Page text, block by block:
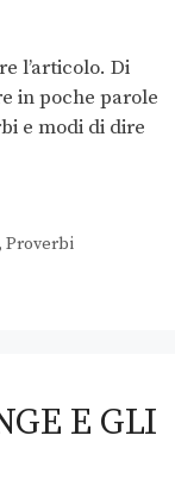
l’articolo. Di
in poche parole
e modi di dire
, Proverbi
E GLI